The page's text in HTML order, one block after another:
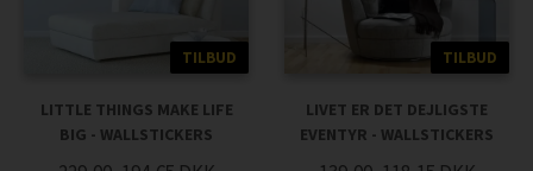
TILBUD
LITTLE THINGS MAKE LIFE
BIG - WALLSTICKERS
TILBUD
LIVET ER DET DEJLIGSTE
EVENTYR - WALLSTICKERS